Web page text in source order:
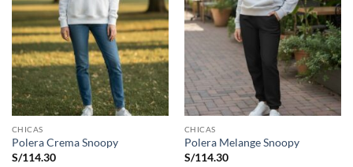
CHICAS
Polera Crema Snoopy
S/114.30
CHICAS
Polera Melange Snoopy
S/114.30